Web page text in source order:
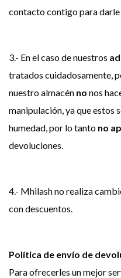
contacto contigo para
3.- En el caso de nuestros
tratados cuidadosamente,
nuestro almacén no nos
manipulación, ya que estos
humedad, por lo tanto no
devoluciones.
4.- Mhilash no realiza
con descuentos.
Política de envío de
Para ofrecerles un mejor